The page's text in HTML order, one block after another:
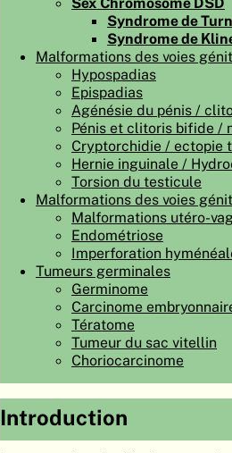
Syndrome de
Syndrome de
Malformations des voies
Hypospadias
Epispadias
Agénésie du pénis /
Pénis et clitoris bifide /
Cryptorchidie / ectopie
Hernie inguinale /
Torsion du testicule
Malformations des voies
Malformations utéro-
Endométriose
Imperforation
Tumeurs germinales
Germinome
Carcinome
Tératome
Tumeur du sac vitellin
Choriocarcinome
Introduction